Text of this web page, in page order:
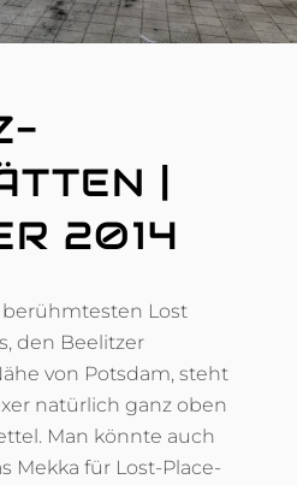
|
2014
Lost
den Beelitzer
von Potsdam, steht
natürlich ganz oben
Man könnte auch
Mekka für Lost-Place-